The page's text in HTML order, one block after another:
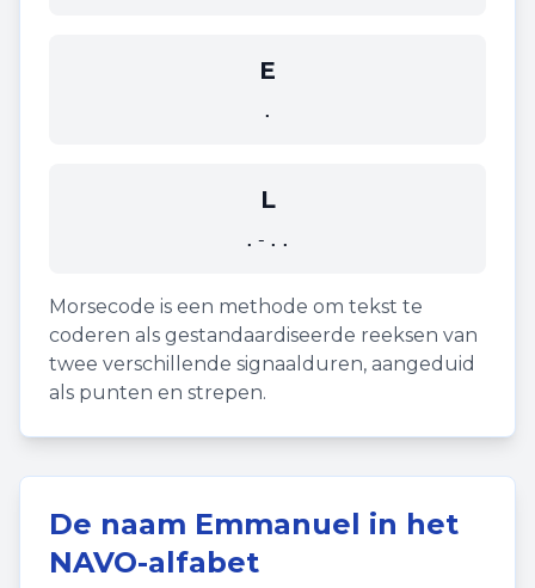
E
.
L
.-..
Morsecode is een methode om tekst te
coderen als gestandaardiseerde reeksen van
twee verschillende signaalduren, aangeduid
als punten en strepen.
De naam Emmanuel in het
NAVO-alfabet